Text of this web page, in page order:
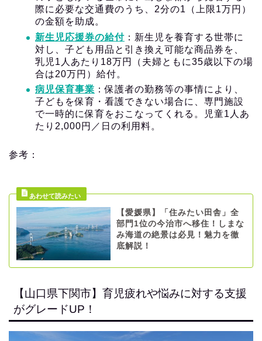
際に必要な交通費のうち、2分の1（上限1万円）
の金額を助成。
新生児応援券の給付 ：新生児を養育する世帯に
対し、子ども用品と引き換え可能な商品券を、
乳児1人あたり18万円（夫婦ともに35歳以下の場
合は20万円）給付。
病児保育事業 ：保護者の勤務等の事情により、
子どもを保育・看護できない場合に、専門施設
で一時的に保育をおこなってくれる。児童1人あ
たり2,000円／日の利用料。
参考：
【愛媛県】「住みたい田舎」全
部門1位の今治市へ移住！しまな
み海道の絶景は必見！魅力を徹
底解説！
【山口県下関市】育児疲れや悩みに対する支援
がグレードUP！